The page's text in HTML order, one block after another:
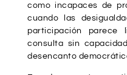
como incapaces de
cuando las
participación parece
consulta sin
desencanto